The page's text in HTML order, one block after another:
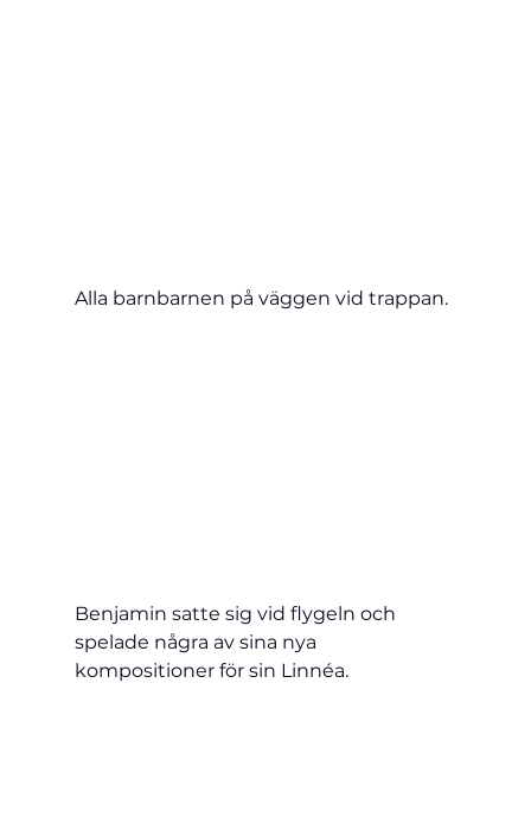
Alla barnbarnen på väggen vid trappan.
Benjamin satte sig vid flygeln och
spelade några av sina nya
kompositioner för sin Linnéa.